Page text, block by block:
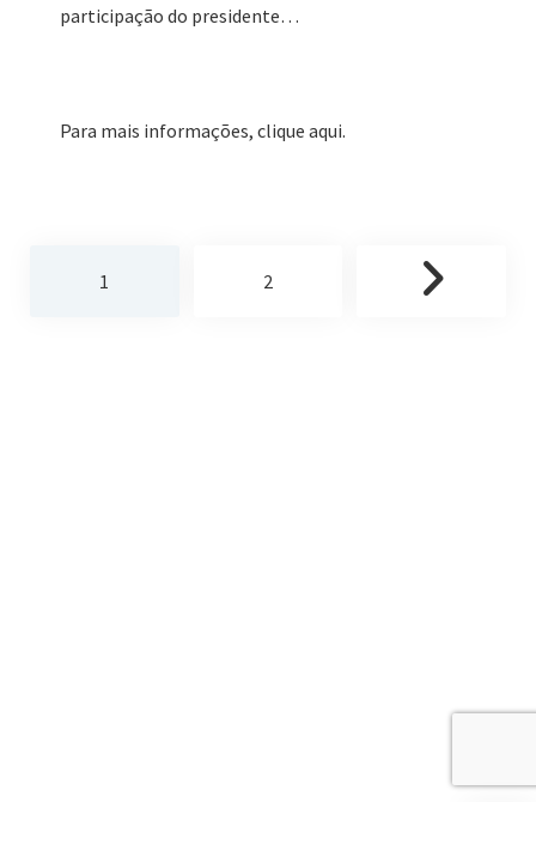
participação do presidente…
Para mais informações, clique aqui.
1 2